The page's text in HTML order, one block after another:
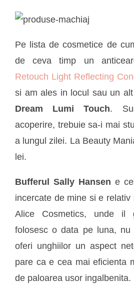
Pe lista de cosmetice de
de ceva timp un
Retouch Light Reflecting
si am ales in locul sau un
Dream Lumi Touch.
acoperire, trebuie sa-i mai
a lungul zilei. La Beauty
lei.
Bufferul Sally Hansen e
incercate de mine si e
Alice Cosmetics, unde il
folosesc o data pe luna,
oferi unghiilor un aspect
pare ca e cea mai eficienta
de paloarea usor ingalbenita.